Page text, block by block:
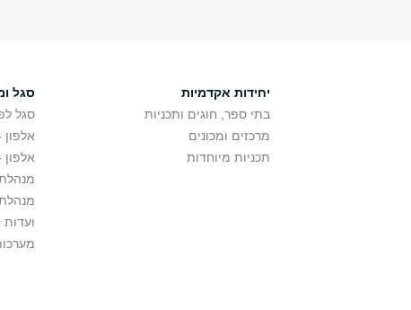
יחידות אקדמיות
בתי ספר, חוגים ותכניות
מרכזים ומכונים
תכניות מיוחדות
סגל
סגל
אלפון
ועדות